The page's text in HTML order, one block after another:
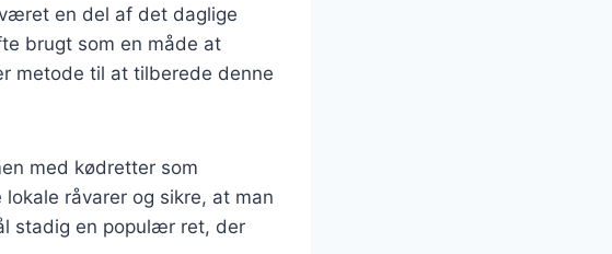
en del af det daglige
brugt som en måde at
metode til at tilberede denne
med kødretter som
råvarer og sikre, at man
stadig en populær ret, der